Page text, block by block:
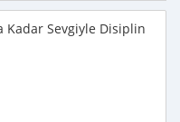
Kadar Sevgiyle Disiplin